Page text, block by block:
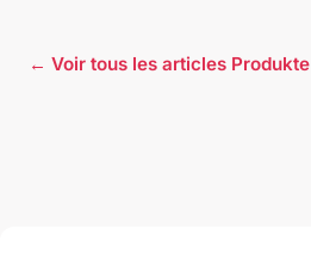
← Voir tous les articles Produkte